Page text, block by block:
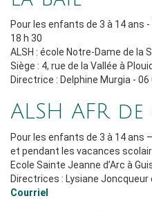
Pour les enfants de 3 à 14 ans
18 h 30
ALSH : école Notre-Dame de la
Siège : 4, rue de la Vallée à
Directrice : Delphine Murgia - 06
ALSH AFR
Pour les enfants de 3 à 14 ans
et pendant les vacances
Ecole Sainte Jeanne d’Arc à
Directrices : Lysiane Joncqueur
Courriel